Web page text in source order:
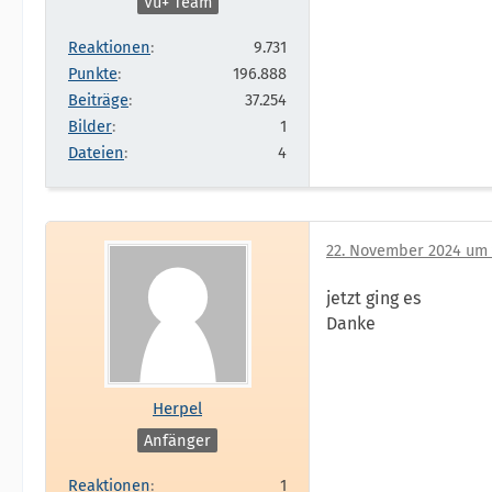
Reaktionen
9.731
Punkte
196.888
Beiträge
37.254
Bilder
1
Dateien
4
Herpel
Anfänger
Reaktionen
1
22. November 2024 um
jetzt ging es
Danke